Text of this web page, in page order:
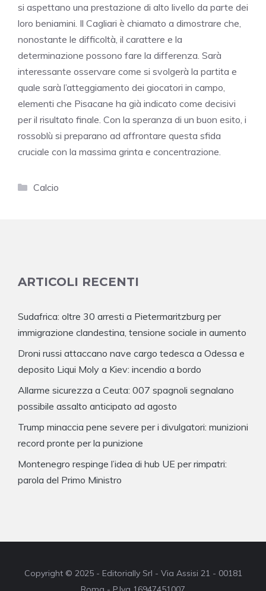
si aspettano una prestazione di alto livello da parte dei
loro beniamini. Il Cagliari è chiamato a dimostrare che,
nonostante le difficoltà, il carattere e la
determinazione possono fare la differenza. Sarà
interessante osservare come si svolgerà la partita e
quale sarà l’atteggiamento dei giocatori in campo,
elementi che Pisacane ha già indicato come decisivi
per il risultato finale. Con la speranza di un buon esito, i
rossoblù si preparano ad affrontare questa sfida
cruciale con la massima grinta e concentrazione.
Categorie
Calcio
ARTICOLI RECENTI
Sudafrica: oltre 30 arresti a Pietermaritzburg per
immigrazione clandestina, tensione sociale in aumento
Droni russi attaccano nave cargo tedesca a Odessa e
deposito Liqui Moly a Kiev: incendio a bordo
Allarme sicurezza a Ceuta: 007 spagnoli segnalano
possibile assalto anticipato ad agosto
Trump minaccia pene severe per i divulgatori: munizioni
record pronte per la punizione
Montenegro respinge l’idea di hub UE per rimpatri:
parola del Primo Ministro
Copyright © 2025 - Editorially Srl - Via Assisi 21 - 00181